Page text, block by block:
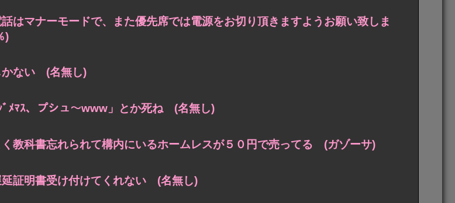
はマナーモードで、また優先席では電源をお切り頂きますようお願い致しま
)
かない (名無し)
ﾞﾒﾏｽ、プシュ〜www」とか死ね (名無し)
教科書忘れられて構内にいるホームレスが５０円で売ってる (ガゾーサ)
延証明書受け付けてくれない (名無し)